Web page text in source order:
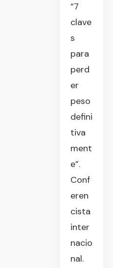
“7
clave
s
para
perd
er
peso
defini
tiva
ment
e”.
Conf
eren
cista
inter
nacio
nal.